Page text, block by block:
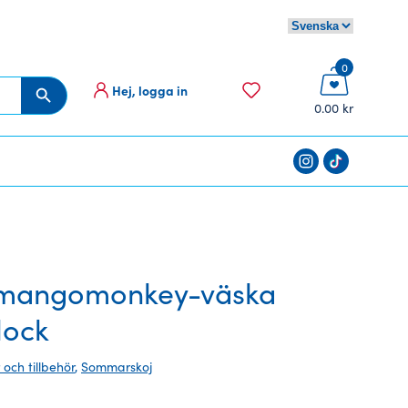
Sökknapp Hej, logga in
0
0.00 kr
väska
och tillbehör, Sommarskoj